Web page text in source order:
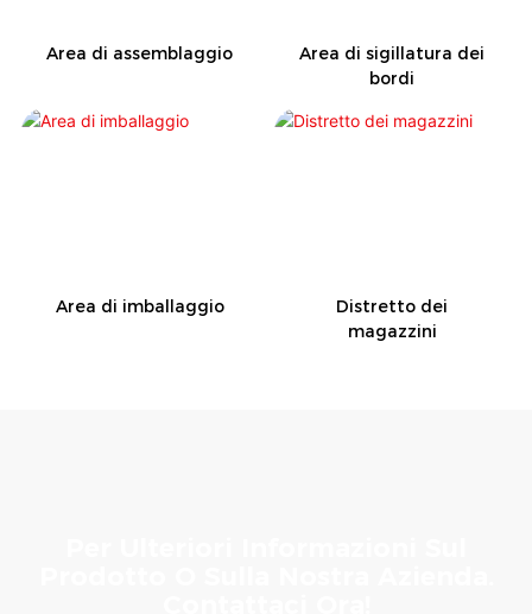
Area di assemblaggio
Area di sigillatura dei
bordi
Area di imballaggio
Distretto dei
magazzini